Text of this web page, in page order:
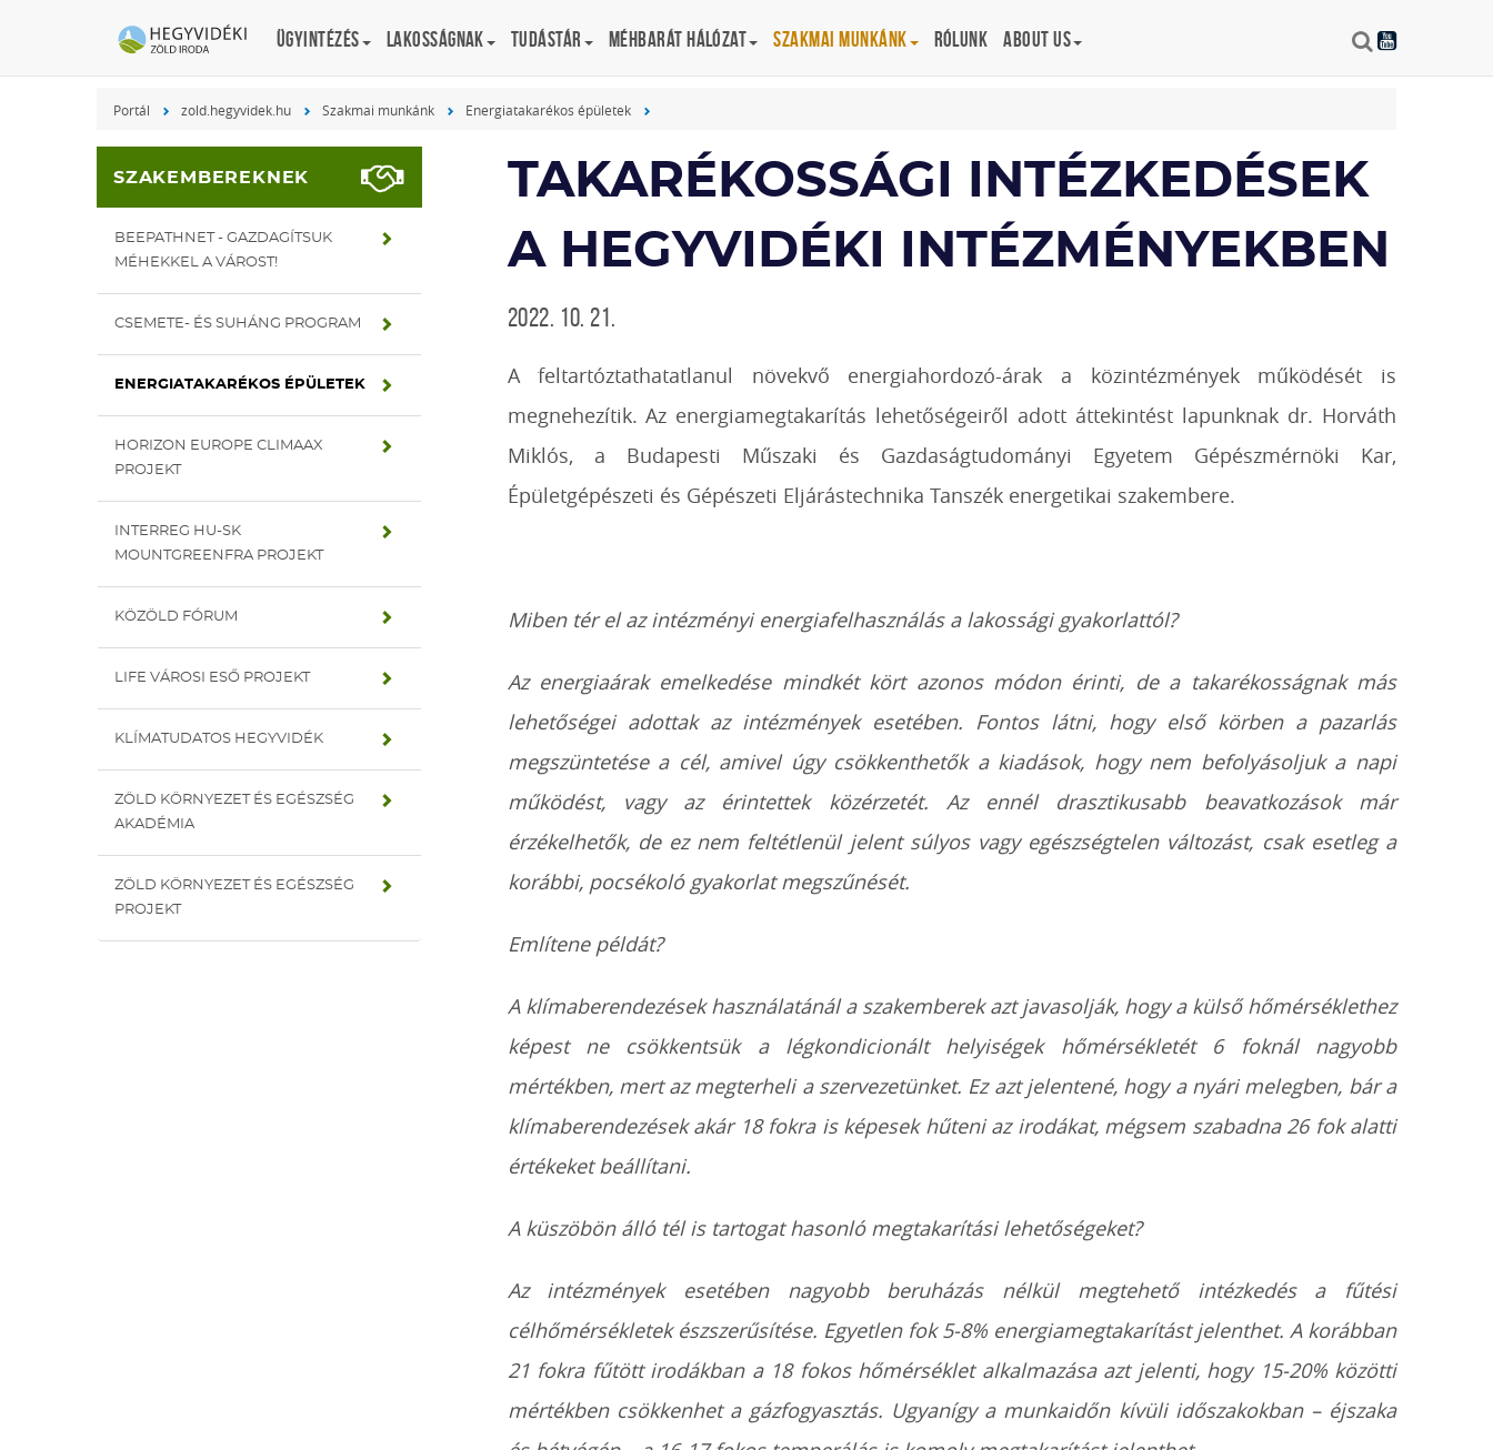
Ügyintézés Lakosságnak Tudástár Méhbarát Hálózat Szakmai munkánk Rólunk About us
Portál zold.hegyvidek.hu Szakmai munkánk Energiatakarékos épületek
SZAKEMBEREKNEK
BEEPATHNET - GAZDAGÍTSUK
MÉHEKKEL A VÁROST!
CSEMETE- ÉS SUHÁNG PROGRAM
ENERGIATAKARÉKOS ÉPÜLETEK
HORIZON EUROPE CLIMAAX
PROJEKT
INTERREG HU-SK
MOUNTGREENFRA PROJEKT
KÖZÖLD FÓRUM
LIFE VÁROSI ESŐ PROJEKT
KLÍMATUDATOS HEGYVIDÉK
ZÖLD KÖRNYEZET ÉS EGÉSZSÉG
AKADÉMIA
ZÖLD KÖRNYEZET ÉS EGÉSZSÉG
PROJEKT
TAKARÉKOSSÁGI INTÉZKEDÉSEK
A HEGYVIDÉKI INTÉZMÉNYEKBEN
2022. 10. 21.
A feltartóztathatatlanul növekvő energiahordozó-árak a közintézmények működését is
megnehezítik. Az energiamegtakarítás lehetőségeiről adott áttekintést lapunknak dr. Horváth
Miklós, a Budapesti Műszaki és Gazdaságtudományi Egyetem Gépészmérnöki Kar,
Épületgépészeti és Gépészeti Eljárástechnika Tanszék energetikai szakembere.
Miben tér el az intézményi energiafelhasználás a lakossági gyakorlattól?
Az energiaárak emelkedése mindkét kört azonos módon érinti, de a takarékosságnak más
lehetőségei adottak az intézmények esetében. Fontos látni, hogy első körben a pazarlás
megszüntetése a cél, amivel úgy csökkenthetők a kiadások, hogy nem befolyásoljuk a napi
működést, vagy az érintettek közérzetét. Az ennél drasztikusabb beavatkozások már
érzékelhetők, de ez nem feltétlenül jelent súlyos vagy egészségtelen változást, csak esetleg a
korábbi, pocsékoló gyakorlat megszűnését.
Említene példát?
A klímaberendezések használatánál a szakemberek azt javasolják, hogy a külső hőmérséklethez
képest ne csökkentsük a légkondicionált helyiségek hőmérsékletét 6 foknál nagyobb
mértékben, mert az megterheli a szervezetünket. Ez azt jelentené, hogy a nyári melegben, bár a
klímaberendezések akár 18 fokra is képesek hűteni az irodákat, mégsem szabadna 26 fok alatti
értékeket beállítani.
A küszöbön álló tél is tartogat hasonló megtakarítási lehetőségeket?
Az intézmények esetében nagyobb beruházás nélkül megtehető intézkedés a fűtési
célhőmérsékletek észszerűsítése. Egyetlen fok 5-8% energiamegtakarítást jelenthet. A korábban
21 fokra fűtött irodákban a 18 fokos hőmérséklet alkalmazása azt jelenti, hogy 15-20% közötti
mértékben csökkenhet a gázfogyasztás. Ugyanígy a munkaidőn kívüli időszakokban – éjszaka